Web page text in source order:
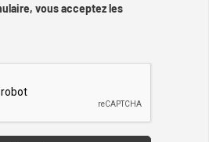
vous acceptez les